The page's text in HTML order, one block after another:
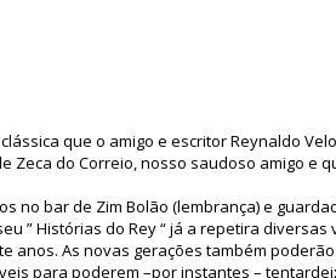
que o amigo e escritor Reynaldo
Zeca do Correio, nosso saudoso amigo e
no bar de Zim Bolão (lembrança) e
” Histórias do Rey “ já a repetira diversas
anos. As novas gerações também
para poderem –por instantes –